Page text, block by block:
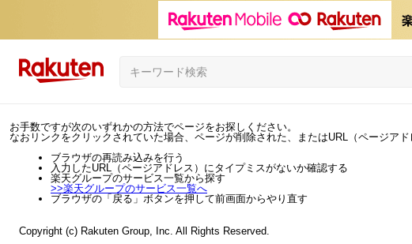
お手数ですが次のいずれかの方法でページをお探しください。
なおリンクをクリックされていた場合、ページが削除された、またはURL（ページアド
ブラウザの再読み込みを行う
入力したURL（ページアドレス）にタイプミスがないか確認する
楽天グループのサービス一覧から探す
>>楽天グループのサービス一覧へ
ブラウザの「戻る」ボタンを押して前画面からやり直す
Copyright (c) Rakuten Group, Inc. All Rights Reserved.